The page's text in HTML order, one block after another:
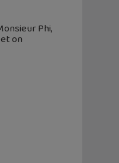
Phi,
on